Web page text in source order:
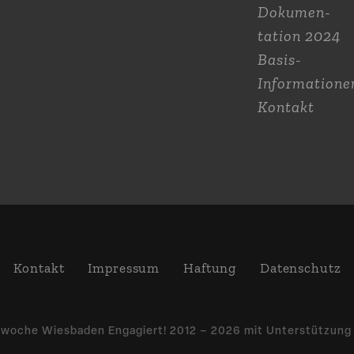
Dokumen­
tation 2024
Basis-
Kontakt
Kontakt Impressum Haftung Daten­schutz
Wiesbaden Engagiert! 2012 – 2026 mit Unter­stützung